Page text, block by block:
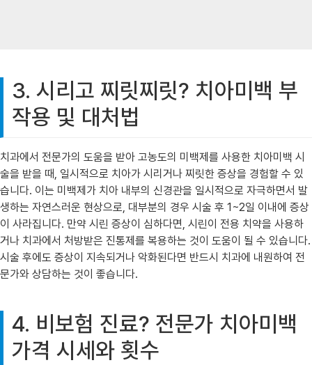
3. 시리고 찌릿찌릿? 치아미백 부
작용 및 대처법
치과에서 전문가의 도움을 받아 고농도의 미백제를 사용한 치아미백 시
술을 받을 때, 일시적으로 치아가 시리거나 찌릿한 증상을 경험할 수 있
습니다. 이는 미백제가 치아 내부의 신경관을 일시적으로 자극하면서 발
생하는 자연스러운 현상으로, 대부분의 경우 시술 후 1~2일 이내에 증상
이 사라집니다. 만약 시린 증상이 심하다면, 시린이 전용 치약을 사용하
거나 치과에서 처방받은 진통제를 복용하는 것이 도움이 될 수 있습니다.
시술 후에도 증상이 지속되거나 악화된다면 반드시 치과에 내원하여 전
문가와 상담하는 것이 좋습니다.
4. 비보험 진료? 전문가 치아미백
가격 시세와 횟수